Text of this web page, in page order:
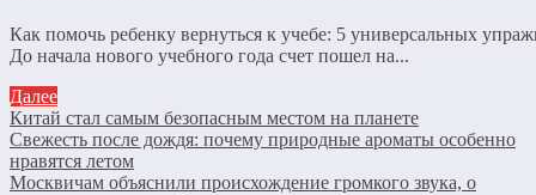
Как помочь ребенку вернуться к учебе: 5 универсальных
До начала нового учебного года счет пошел на...
Далее
Китай стал самым безопасным местом на планете
Свежесть после дождя: почему природные ароматы особенно
нравятся летом
Москвичам объяснили происхождение громкого звука, о